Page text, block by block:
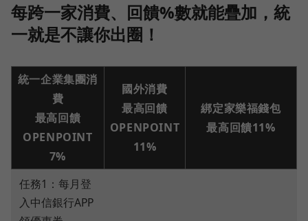
每跨一家消費、回饋%數就能疊加，統
一就是不讓你出圈！
統一企業集團消
費
最高回饋
OPENPOINT
7%
國外消費
最高回饋
OPENPOINT
11%
綁定家樂福錢包
最高回饋11%
任務1：每月登
入中信銀行APP